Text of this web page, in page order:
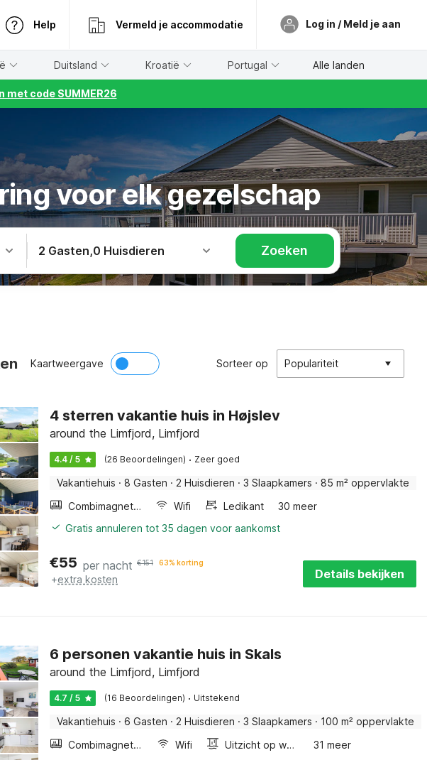
Help Vermeld je accommodatie Log in / Meld je aan
Duitsland Kroatië Portugal Alle landen
met code SUMMER26
voor elk gezelschap
2 Gasten,0 Huisdieren Zoeken
Kaartweergave Sorteer op Populariteit
4 sterren vakantie huis in Højslev
around the Limfjord, Limfjord
4.4 / 5 (26 Beoordelingen) · Zeer goed
Vakantiehuis · 8 Gasten · 2 Huisdieren · 3 Slaapkamers · 85 m² oppervlakte
Combimagnetron
Wifi Ledikant
30 meer
Gratis annuleren tot 35 dagen voor aankomst
€55 per nacht €151 63% korting
+extra kosten Details bekijken
6 personen vakantie huis in Skals
around the Limfjord, Limfjord
4.7 / 5 (16 Beoordelingen) · Uitstekend
Vakantiehuis · 6 Gasten · 2 Huisdieren · 3 Slaapkamers · 100 m² oppervlakte
Combimagnetron
Wifi Uitzicht op water
31 meer